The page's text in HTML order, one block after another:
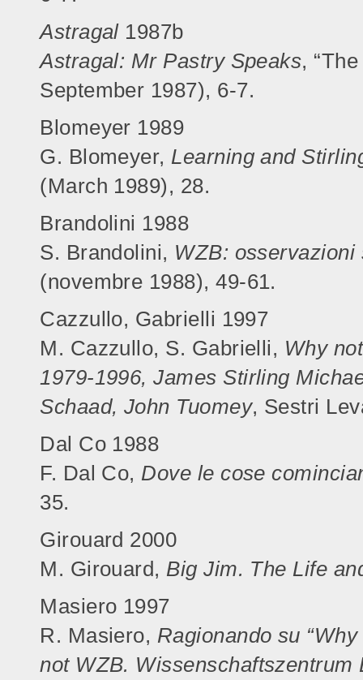
Astragal1987b
Astragal: Mr Pastry Speaks,
September 1987), 6-7.
Blomeyer 1989
G. Blomeyer, Learning and
(March 1989), 28.
Brandolini 1988
S. Brandolini, WZB:
(novembre 1988), 49-61.
Cazzullo, Gabrielli 1997
M. Cazzullo, S. Gabrielli, Why
1979-1996, James Stirling
Schaad, John Tuomey, Sestri
Dal Co 1988
F. Dal Co, Dove le cose
35.
Girouard 2000
M. Girouard, Big Jim. The Life
Masiero 1997
R. Masiero, Ragionando su “Why
not WZB.